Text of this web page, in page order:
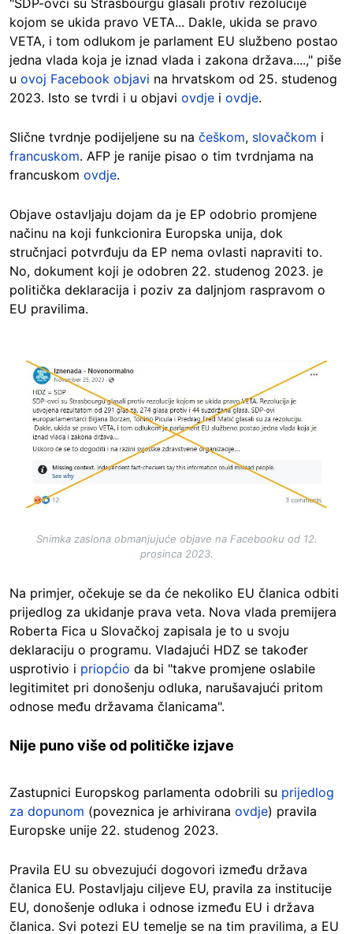
"SDP-ovci su Strasbourgu glasali protiv rezolucije
kojom se ukida pravo VETA... Dakle, ukida se pravo
VETA, i tom odlukom je parlament EU službeno postao
jedna vlada koja je iznad vlada i zakona država....," piše
u ovoj Facebook objavi na hrvatskom od 25. studenog
2023. Isto se tvrdi i u objavi ovdje i ovdje.
Slične tvrdnje podijeljene su na češkom, slovačkom i
francuskom. AFP je ranije pisao o tim tvrdnjama na
francuskom ovdje.
Objave ostavljaju dojam da je EP odobrio promjene
načinu na koji funkcionira Europska unija, dok
stručnjaci potvrđuju da EP nema ovlasti napraviti to.
No, dokument koji je odobren 22. studenog 2023. je
politička deklaracija i poziv za daljnjom raspravom o
EU pravilima.
Image
Snimka zaslona obmanjujuće objave na Facebooku od 12.
prosinca 2023.
Na primjer, očekuje se da će nekoliko EU članica odbiti
prijedlog za ukidanje prava veta. Nova vlada premijera
Roberta Fica u Slovačkoj zapisala je to u svoju
deklaraciju o programu. Vladajući HDZ se također
usprotivio i priopćio da bi "takve promjene oslabile
legitimitet pri donošenju odluka, narušavajući pritom
odnose među državama članicama".
Nije puno više od političke izjave
Zastupnici Europskog parlamenta odobrili su prijedlog
za dopunom (poveznica je arhivirana ovdje) pravila
Europske unije 22. studenog 2023.
Pravila EU su obvezujući dogovori između država
članica EU. Postavljaju ciljeve EU, pravila za institucije
EU, donošenje odluka i odnose između EU i država
članica. Svi potezi EU temelje se na tim pravilima, a EU